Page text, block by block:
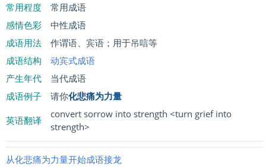
常用程度
常用成语
感情色彩
中性成语
成语用法
作谓语、宾语；用于吊唁等
成语结构
动宾式成语
产生年代
当代成语
成语例子
请你化悲痛为力量
英语翻译
convert sorrow into strength <turn grief into
strength>
从化悲痛为力量开始成语接龙